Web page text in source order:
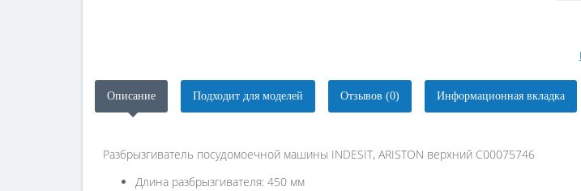
Описание Подходит для моделей Отзывов (0) Информационная вкладка
Разбрызгиватель посудомоечной машины INDESIT, ARISTON верхний C00075746
Длина разбрызгивателя: 450 мм